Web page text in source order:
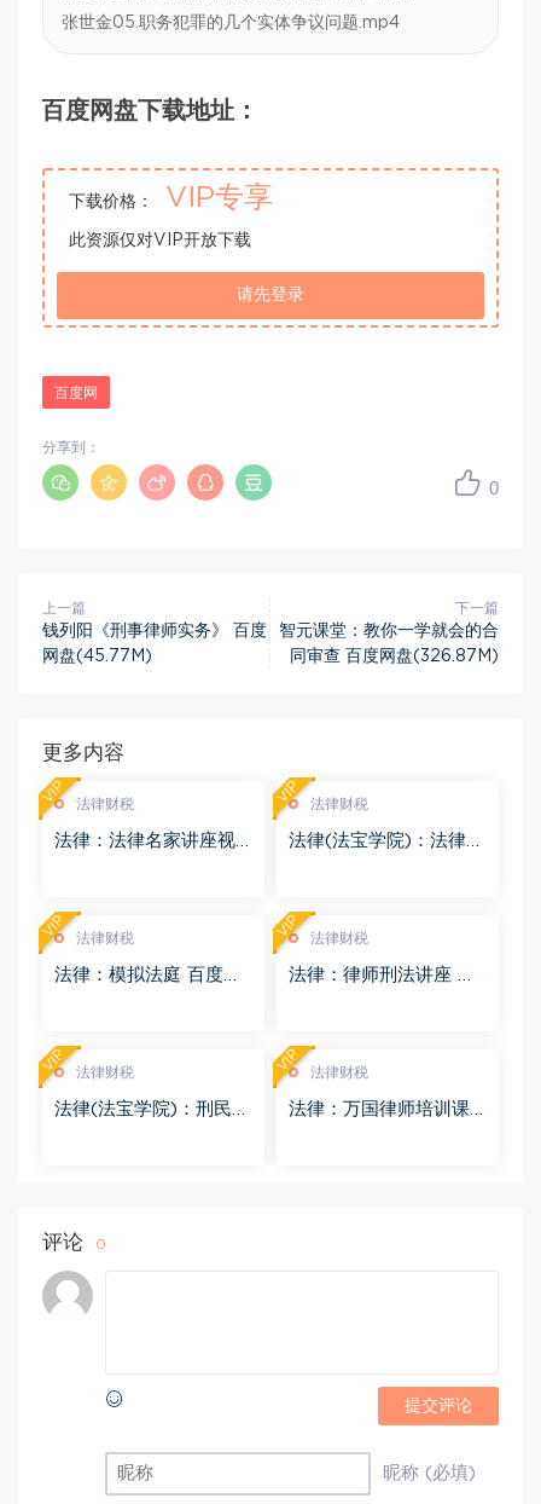
张世金05.职务犯罪的几个实体争议问题.mp4
百度网盘下载地址：
下载价格： VIP专享
此资源仅对VIP开放下载
请先登录
百度网
0
分享到：
上一篇
钱列阳《刑事律师实务》 百度
网盘(45.77M)
下一篇
智元课堂：教你一学就会的合
同审查 百度网盘(326.87M)
更多内容
法律财税
法律：法律名家讲座视
VIP 法律财税
法律(法宝学院)：法律信
VIP
法律财税
法律：模拟法庭 百度网
VIP 法律财税
法律：律师刑法讲座 百
VIP
法律财税
法律(法宝学院)：刑民交
VIP 法律财税
法律：万国律师培训课
VIP
评论 0
提交评论
昵称 (必填)